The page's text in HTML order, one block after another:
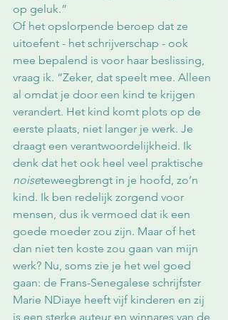
op geluk.”
Of het opslorpende beroep dat ze
uitoefent - het schrijverschap - ook
mee bepalend is voor haar beslissing,
vraag ik. “Zeker, dat speelt mee. Alleen
al omdat je door een kind te krijgen
verandert. Het kind komt plots op de
eerste plaats, niet langer je werk. Je
draagt een verantwoordelijkheid. Ik
denk dat het ook heel veel praktische
noiseteweegbrengt in je hoofd, zo’n
kind. Ik ben redelijk zorgend voor
mensen, dus ik vermoed dat ik een
goede moeder zou zijn. Maar of het
dan niet ten koste zou gaan van mijn
werk? Nu, soms zie je het wel goed
gaan: de Frans-Senegalese schrijfster
Marie NDiaye heeft vijf kinderen en zij
is een sterke auteur en winnares van de